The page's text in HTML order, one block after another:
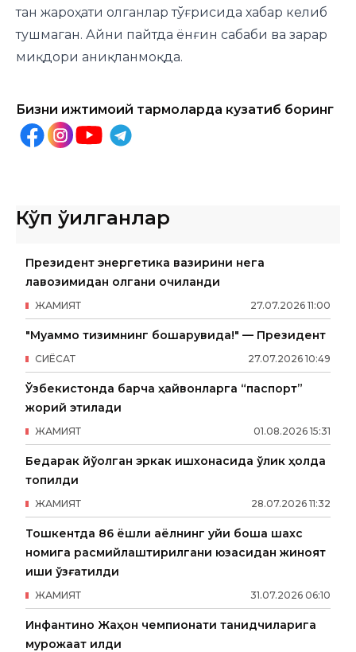
тан жароҳати олганлар тўғрисида хабар келиб
тушмаган. Айни пайтда ёнғин сабаби ва зарар
миқдори аниқланмоқда.
Бизни ижтимоий тармоқларда кузатиб боринг
Кўп ўқилганлар
Президент энергетика вазирини нега
лавозимидан олгани очиқланди
27.07.2026 11:00
ЖАМИЯТ
"Муаммо тизимнинг бошқарувида!" — Президент
27.07.2026 10:49
СИËСАТ
Ўзбекистонда барча ҳайвонларга “паспорт”
жорий этилади
01.08.2026 15:31
ЖАМИЯТ
Бедарак йўқолган эркак ишхонасида ўлик ҳолда
топилди
28.07.2026 11:32
ЖАМИЯТ
Тошкентда 86 ёшли аёлнинг уйи бошқа шахс
номига расмийлаштирилгани юзасидан жиноят
иши қўзғатилди
31.07.2026 06:10
ЖАМИЯТ
Инфантино Жаҳон чемпионати танқидчиларига
мурожаат қилди